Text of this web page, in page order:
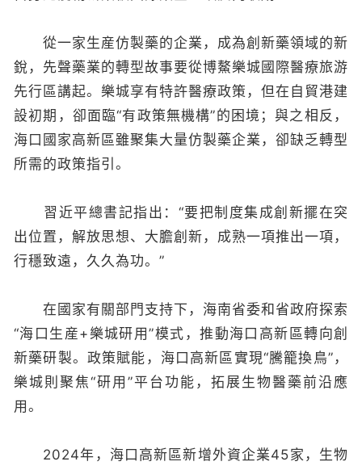
從一家生産仿製藥的企業，成為創新藥領域的新
銳，先聲藥業的轉型故事要從博鰲樂城國際醫療旅游
先行區講起。樂城享有特許醫療政策，但在自貿港建
設初期，卻面臨“有政策無機構”的困境；與之相反，
海口國家高新區雖聚集大量仿製藥企業，卻缺乏轉型
所需的政策指引。
習近平總書記指出：“要把制度集成創新擺在突
出位置，解放思想、大膽創新，成熟一項推出一項，
行穩致遠，久久為功。”
在國家有關部門支持下，海南省委和省政府探索
“海口生産+樂城研用”模式，推動海口高新區轉向創
新藥研製。政策賦能，海口高新區實現“騰籠換鳥”，
樂城則聚焦“研用”平台功能，拓展生物醫藥前沿應
用。
2024年，海口高新區新增外資企業45家，生物